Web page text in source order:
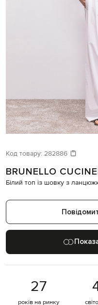
Давайте підберемо щось ще
Схожі товари
Код товару: 282886
BRUNELLO
Білий топ із шовку з
27
років на ринку